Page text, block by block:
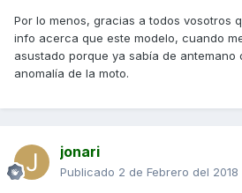
Por lo menos, gracias a todos vosotros
info acerca que este modelo, cuando
asustado porque ya sabía de antemano
anomalía de la moto.
jonari
Publicado 2 de Febrero del 2018